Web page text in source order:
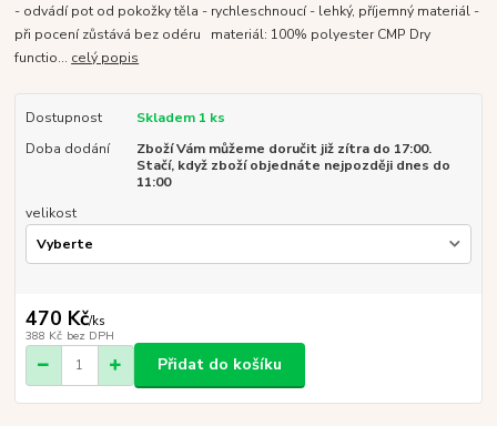
- odvádí pot od pokožky těla - rychleschnoucí - lehký, příjemný materiál -
při pocení zůstává bez odéru materiál: 100% polyester CMP Dry
functio... celý popis
Dostupnost
Skladem 1 ks
Doba dodání
Zboží Vám můžeme doručit již zítra do 17:00.
Stačí, když zboží objednáte nejpozději dnes do
11:00
velikost
470 Kč/ks
388 Kč bez DPH
Přidat do košíku